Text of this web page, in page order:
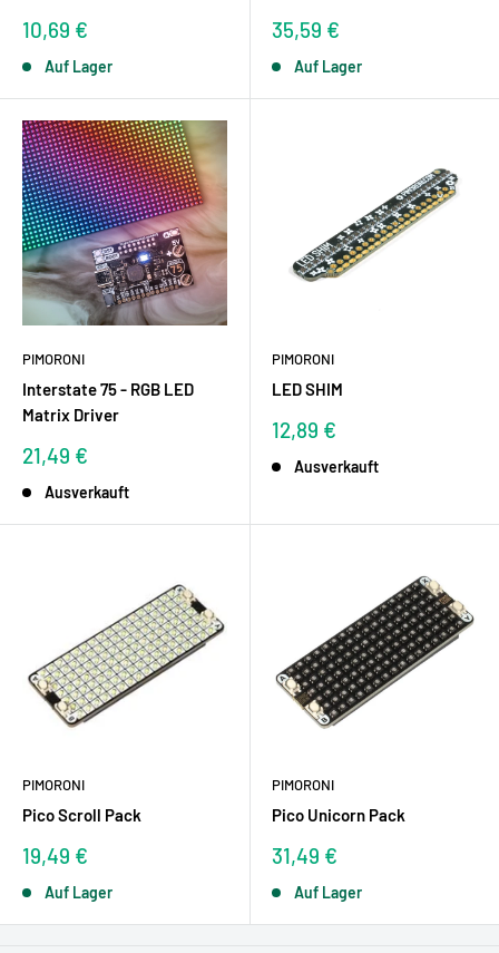
Sonderpreis
10,69 €
Auf Lager
Sonderpreis
35,59 €
Auf Lager
PIMORONI
Interstate 75 - RGB LED
Matrix Driver
Sonderpreis
21,49 €
Ausverkauft
PIMORONI
LED SHIM
Sonderpreis
12,89 €
Ausverkauft
PIMORONI
Pico Scroll Pack
Sonderpreis
19,49 €
Auf Lager
PIMORONI
Pico Unicorn Pack
Sonderpreis
31,49 €
Auf Lager